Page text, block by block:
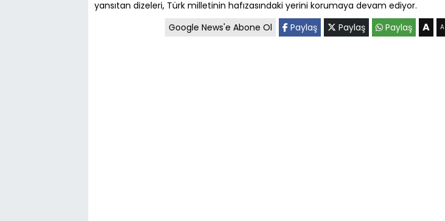
yansıtan dizeleri, Türk milletinin hafızasındaki yerini korumaya devam ediyor.
Google News'e Abone Ol
Paylaş Paylaş Paylaş A A